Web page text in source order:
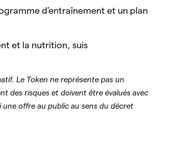
d’entraînement et un plan
et la nutrition, suis
Le Token ne représente pas un
des risques et doivent être évalués avec
offre au public au sens du décret